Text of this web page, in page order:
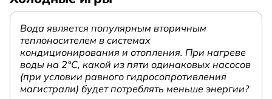
Вода является популярным вторичным
теплоносителем в системах
кондиционирования и отопления. При нагреве
воды на 2°С, какой из пяти одинаковых насосов
(при условии равного гидросопротивления
магистрали) будет потреблять меньше энергии?